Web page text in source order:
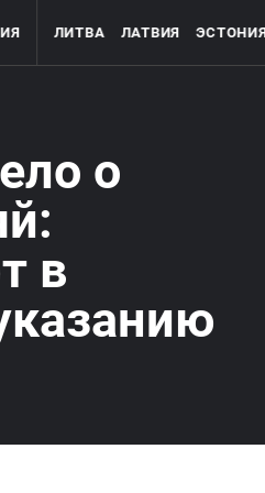
ЛИТВА ЛАТВИЯ
о
в